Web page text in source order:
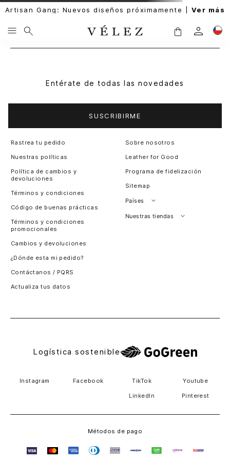
Artisan Gang: Nuevos diseños próximamente | Ver más
Entérate de todas las novedades
SUSCRIBIRME
Rastrea tu pedido
Nuestras políticas
Política de cambios y
devoluciones
Términos y condiciones
Código de buenas prácticas
Términos y condiciones
promocionales
Cambios y devoluciones
¿Dónde esta mi pedido?
Contáctanos / PQRS
Actualiza tus datos
Sobre nosotros
Leather for Good
Programa de fidelización
Sitemap
Países
Perú
Nuestras tiendas
Logística sostenible
Instagram Facebook TikTok Youtube
LinkedIn Pinterest
Métodos de pago